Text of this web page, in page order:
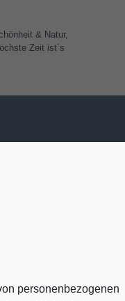
& Natur,
Zeit ist´s
personenbezogenen